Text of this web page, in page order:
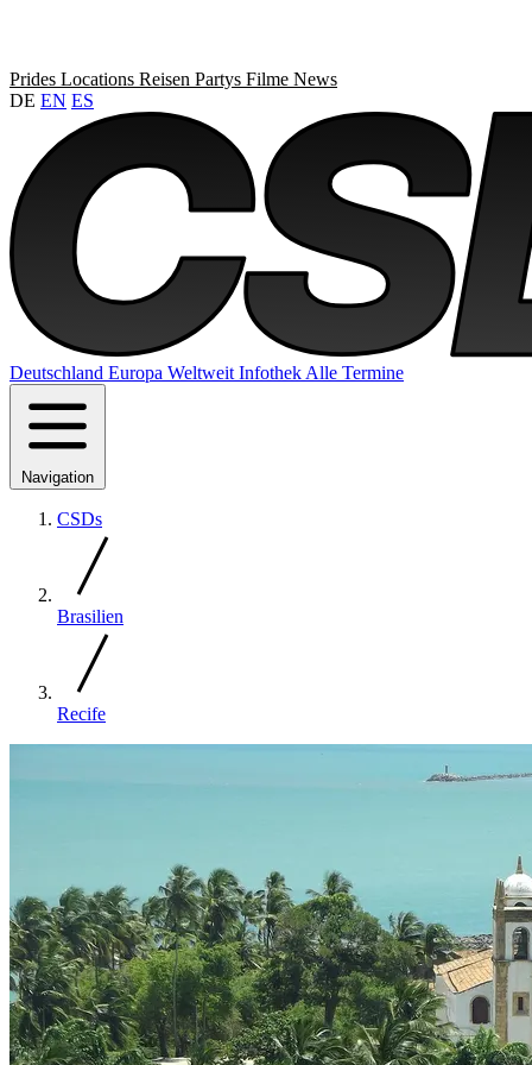
Prides Locations Reisen Partys Filme News
DE EN ES
Deutschland Europa Weltweit Infothek Alle Termine
Navigation
CSDs
Brasilien
Recife